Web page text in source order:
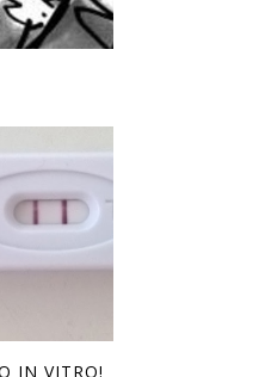
IN VITRO!